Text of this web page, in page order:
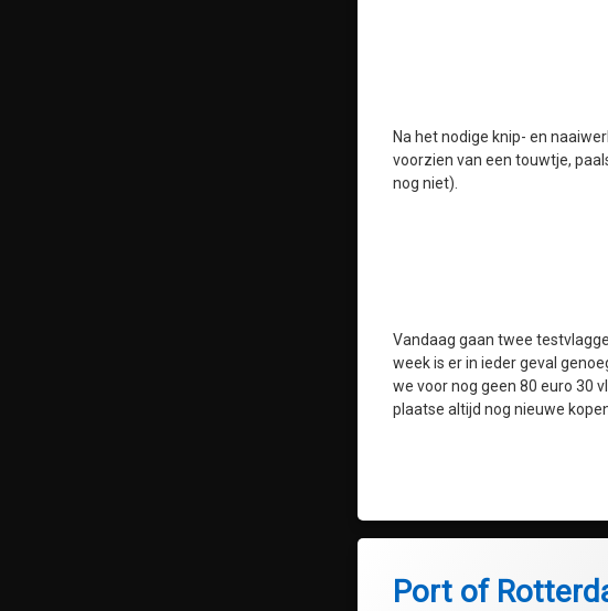
Na het nodige knip- en
voorzien van een touwtje,
nog niet).
Vandaag gaan twee
week is er in ieder geval
we voor nog geen 80 euro 30
plaatse altijd nog nieuwe
Port of